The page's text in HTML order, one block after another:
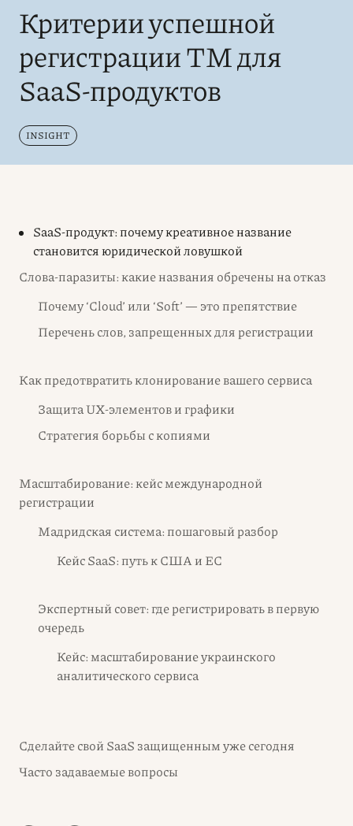
Критерии успешной
регистрации ТМ для
SaaS-продуктов
INSIGHT
SaaS-продукт: почему креативное название
становится юридической ловушкой
Слова-паразиты: какие названия обречены на отказ
Почему ‘Cloud’ или ‘Soft’ — это препятствие
Перечень слов, запрещенных для регистрации
Как предотвратить клонирование вашего сервиса
Защита UX-элементов и графики
Стратегия борьбы с копиями
Масштабирование: кейс международной
регистрации
Мадридская система: пошаговый разбор
Кейс SaaS: путь к США и ЕС
Экспертный совет: где регистрировать в первую
очередь
Кейс: масштабирование украинского
аналитического сервиса
Сделайте свой SaaS защищенным уже сегодня
Часто задаваемые вопросы